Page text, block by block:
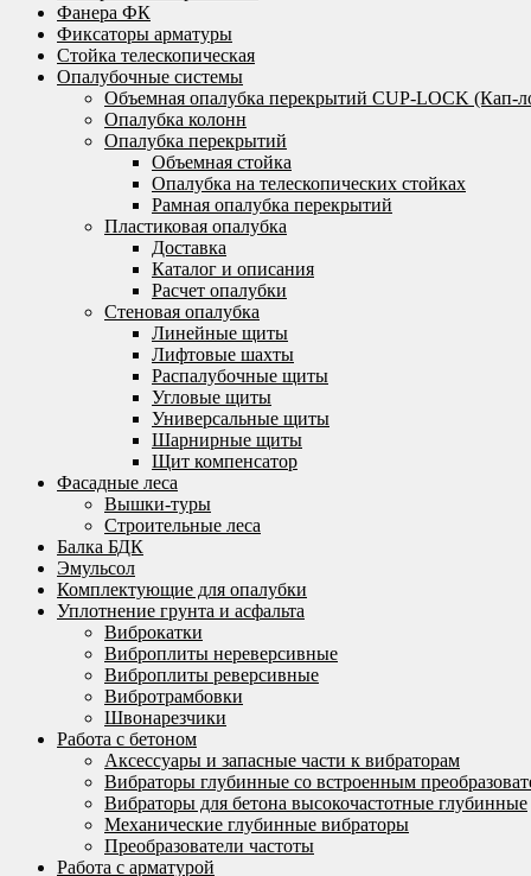
Фанера ФК
Фиксаторы арматуры
Стойка телескопическая
Опалубочные системы
Объемная опалубка перекрытий CUP-LOCK (Кап-
Опалубка колонн
Опалубка перекрытий
Объемная стойка
Опалубка на телескопических стойках
Рамная опалубка перекрытий
Пластиковая опалубка
Доставка
Каталог и описания
Расчет опалубки
Стеновая опалубка
Линейные щиты
Лифтовые шахты
Распалубочные щиты
Угловые щиты
Универсальные щиты
Шарнирные щиты
Щит компенсатор
Фасадные леса
Вышки-туры
Строительные леса
Балка БДК
Эмульсол
Комплектующие для опалубки
Уплотнение грунта и асфальта
Виброкатки
Виброплиты нереверсивные
Виброплиты реверсивные
Вибротрамбовки
Швонарезчики
Работа с бетоном
Аксессуары и запасные части к вибраторам
Вибраторы глубинные со встроенным
Вибраторы для бетона высокочастотные глубинные
Механические глубинные вибраторы
Преобразователи частоты
Работа с арматурой